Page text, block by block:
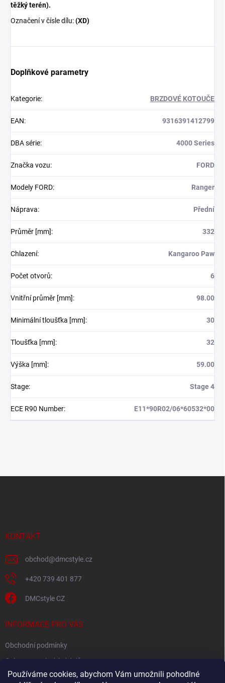
Používáme cookies, abychom Vám umožnili pohodlné
těžký terén).
Označení v čísle dílu:(XD)
Doplňkové parametry
Kategorie: BRZDOVÉ KOTOUČE
EAN: 9316391412799
DBA série: 4000 Series
Značka vozu: FORD
Modely FORD: Ranger
Náprava: Přední
Průměr [mm]: 332
Chlazení: Kangaroo Paw
Počet otvorů: 6
Vnitřní průměr [mm]: 98.00
Minimální tloušťka [mm]: 30
Tloušťka [mm]: 32
Výška [mm]: 59.00
Stage: Stage 4
ECE R90 Number: E11*90R02/06*60532*00
KONTAKT
obchod@dmcstyle.cz
+420 739 401 877
DMCstyle CZ
INFORMACE PRO VÁS
Obchodní podmínky
Ochrana osobních údajů